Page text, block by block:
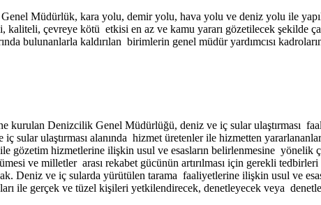
Müdürlük, kara yolu, demir yolu, hava yolu ve deniz yolu ile
çevreye kötü etkisi en az ve kamu yararı gözetilecek şekilde
bulunanlarla kaldırılan birimlerin genel müdür yardımcısı
Denizcilik Genel Müdürlüğü, deniz ve iç sular ulaştırması
sular ulaştırması alanında hizmet üretenler ile hizmetten
hizmetlerine ilişkin usul ve esasların belirlenmesine
ve milletler arası rekabet gücünün artırılması için gerekli
Deniz ve iç sularda yürütülen tarama faaliyetlerine ilişkin usul ve
ile gerçek ve tüzel kişileri yetkilendirecek, denetleyecek veya